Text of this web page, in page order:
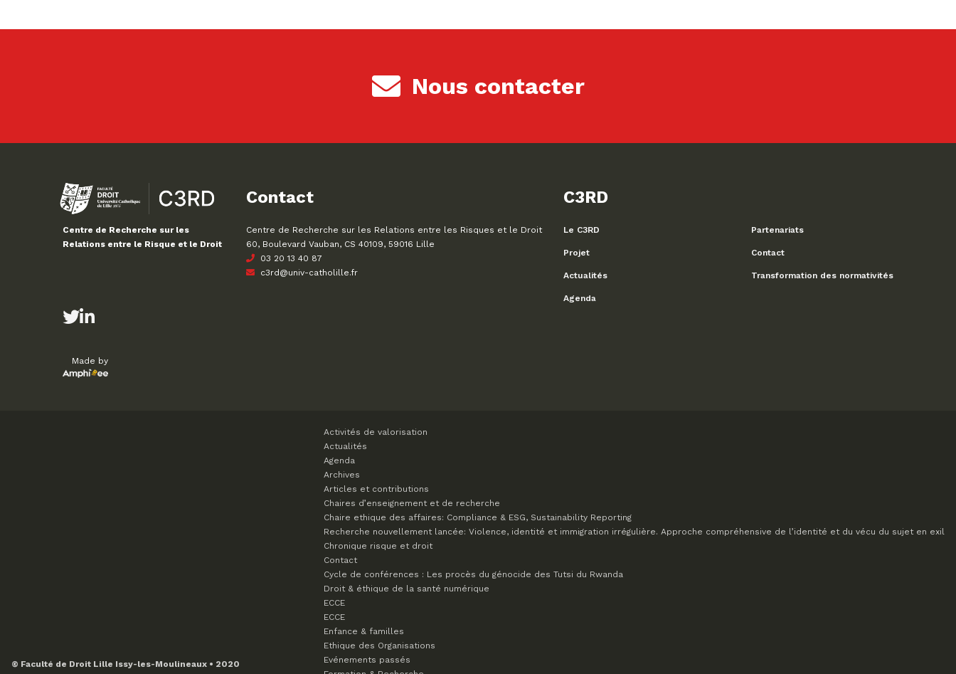
Nous contacter
Centre de Recherche sur les
Relations entre le Risque et le Droit
Contact
Centre de Recherche sur les Relations entre les Risques et le Droit
60, Boulevard Vauban, CS 40109, 59016 Lille
03 20 13 40 87
c3rd@univ-catholille.fr
C3RD
Le C3RD
Projet
Actualités
Agenda
Partenariats
Contact
Transformation des normativités
Made by
© Faculté de Droit Lille Issy-les-Moulineaux • 2020
Activités de valorisation
Actualités
Agenda
Archives
Articles et contributions
Chaires d’enseignement et de recherche
Chaire ethique des affaires: Compliance & ESG, Sustainability Reporting
Recherche nouvellement lancée: Violence, identité et immigration irrégulière. Approche compréhensive de l’identité et du vécu du sujet en exil
Chronique risque et droit
Contact
Cycle de conférences : Les procès du génocide des Tutsi du Rwanda
Droit & éthique de la santé numérique
ECCE
ECCE
Enfance & familles
Ethique des Organisations
Evénements passés